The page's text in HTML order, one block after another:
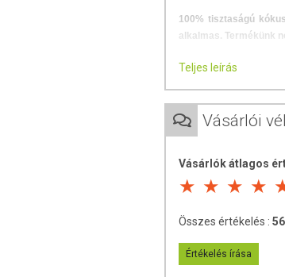
100% tisztaságú
alkalmas. Termékünk
Kókuszolaj a
ezért sütéshez és
folyékony, átlátszó
köszönhetően.
Kókuszolaj a
Konyhai
felszívódik és puhítja a
alapanyag
Teljes leírás
Vásárlói
Vásárlók átlagos
Összes értékelés : 56
Értékelés írása